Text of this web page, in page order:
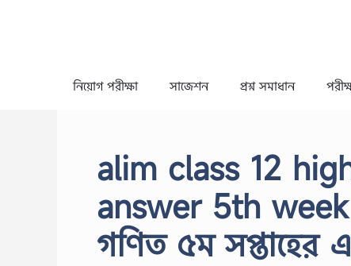
নিয়োগ পরীক্ষা সাজেশন প্রশ্ন সমাধান
alim class 12
answer 5th
গণিত ৫ম সপ্তাহের